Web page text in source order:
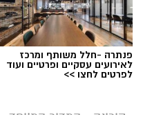
פנתרה -חלל משותף ומרכז
לאירועים עסקיים ופרטיים ועוד
לפרטים לחצו >>